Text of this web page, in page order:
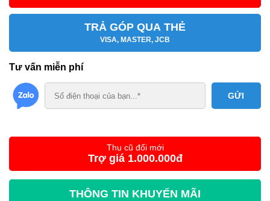
TRẢ GÓP QUA THẺ
VISA, MASTER, JCB
Tư vấn miễn phí
Thu cũ đổi mới
Trợ giá 1.000.000đ
THÔNG TIN KHUYẾN MÃI